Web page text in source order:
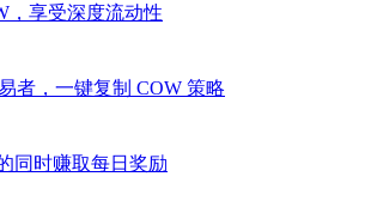
，享受深度流动性
者，一键复制 COW 策略
同时赚取每日奖励